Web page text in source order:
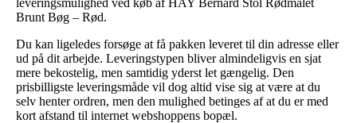
Brunt Bøg – Rød.
Du kan ligeledes forsøge at få pakken leveret til din adresse eller
ud på dit arbejde. Leveringstypen bliver almindeligvis en sjat
mere bekostelig, men samtidig yderst let gængelig. Den
prisbilligste leveringsmåde vil dog altid vise sig at være at du
selv henter ordren, men den mulighed betinges af at du er med
kort afstand til internet webshoppens bopæl.